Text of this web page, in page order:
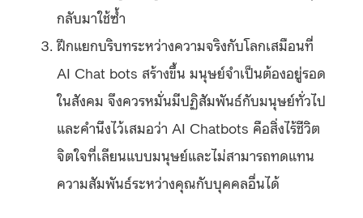
กลับมาใช้ซ้ำ
ฝึกแยกบริบทระหว่างความจริงกับโลกเสมือนที่
AI Chat bots สร้างขึ้น มนุษย์จำเป็นต้องอยู่รอด
ในสังคม จึงควรหมั่นมีปฏิสัมพันธ์กับมนุษย์ทั่วไป
และคำนึงไว้เสมอว่า AI Chatbots คือสิ่งไร้ชีวิต
จิตใจที่เลียนแบบมนุษย์และไม่สามารถทดแทน
ความสัมพันธ์ระหว่างคุณกับบุคคลอื่นได้